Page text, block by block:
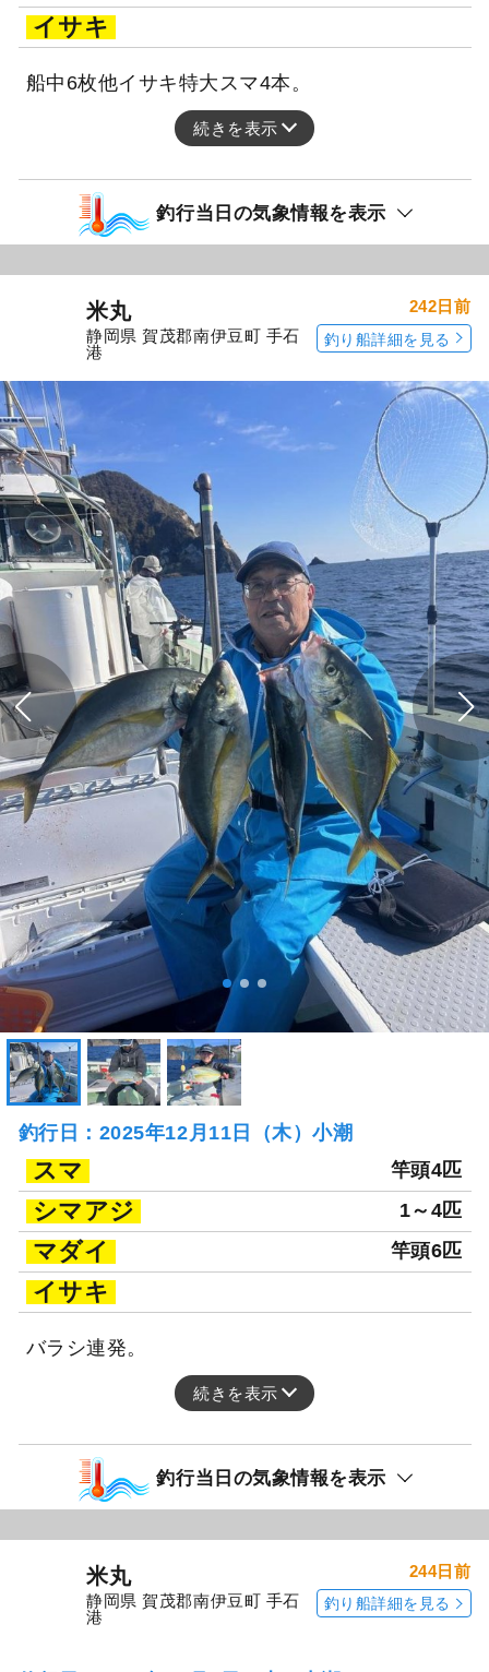
イサキ
船中6枚他イサキ特大スマ4本。
続きを表示
釣行当日の気象情報を表示
米丸
静岡県 賀茂郡南伊豆町 手石
港
242日前
釣り船詳細を見る
釣行日：2025年12月11日（木）小潮
スマ 竿頭4匹
シマアジ 1～4匹
マダイ 竿頭6匹
イサキ
バラシ連発。
続きを表示
釣行当日の気象情報を表示
米丸
静岡県 賀茂郡南伊豆町 手石
港
244日前
釣り船詳細を見る